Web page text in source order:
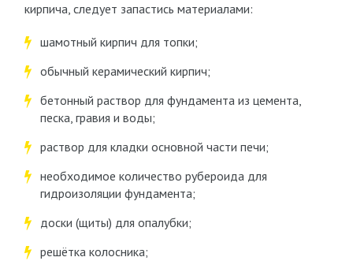
кирпича, следует запастись материалами:
шамотный кирпич для топки;
обычный керамический кирпич;
бетонный раствор для фундамента из цемента,
песка, гравия и воды;
раствор для кладки основной части печи;
необходимое количество рубероида для
гидроизоляции фундамента;
доски (щиты) для опалубки;
решётка колосника;